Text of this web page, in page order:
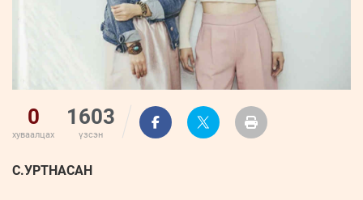
0
хуваалцах
1603
үзсэн
С.УРТНАСАН